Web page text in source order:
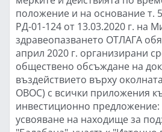
положение и на основание т.
РД-01-124 от 13.03.2020 г. на
здравеопазването ОТЛАГА
април 2020 г. организирани
обществено обсъждане на
въздействието върху
ОВОС) с всички приложения
инвестиционно предложение:
усвояване на находище за